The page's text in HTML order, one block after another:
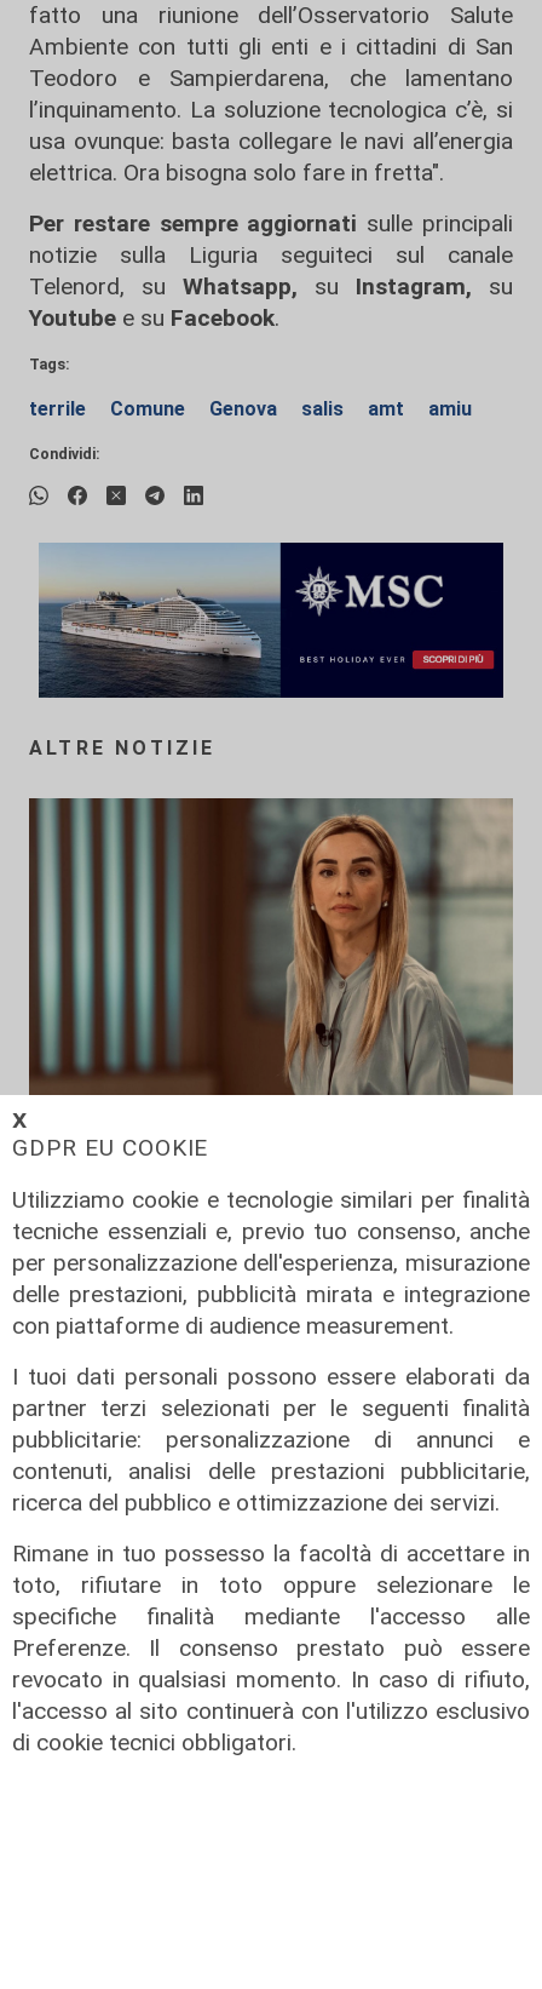
𝗫
GDPR EU COOKIE
Utilizziamo cookie e tecnologie similari per finalità
tecniche essenziali e, previo tuo consenso, anche
per personalizzazione dell'esperienza, misurazione
delle prestazioni, pubblicità mirata e integrazione
con piattaforme di audience measurement.
I tuoi dati personali possono essere elaborati da
partner terzi selezionati per le seguenti finalità
pubblicitarie: personalizzazione di annunci e
contenuti, analisi delle prestazioni pubblicitarie,
ricerca del pubblico e ottimizzazione dei servizi.
Rimane in tuo possesso la facoltà di accettare in
toto, rifiutare in toto oppure selezionare le
specifiche finalità mediante l'accesso alle
Preferenze. Il consenso prestato può essere
revocato in qualsiasi momento. In caso di rifiuto,
l'accesso al sito continuerà con l'utilizzo esclusivo
di cookie tecnici obbligatori.
fatto una riunione dell’Osservatorio Salute
Ambiente con tutti gli enti e i cittadini di San
Teodoro e Sampierdarena, che lamentano
l’inquinamento. La soluzione tecnologica c’è, si
usa ovunque: basta collegare le navi all’energia
elettrica. Ora bisogna solo fare in fretta".
Per restare sempre aggiornati sulle principali
notizie sulla Liguria seguiteci sul canale
Telenord, su
Whatsapp, su Instagram, su
Youtube e su Facebook.
Tags:
terrile Comune Genova salis amt amiu
Condividi:
ALTRE NOTIZIE
Anticipazione
libro della sindaca Salis
09/08/2026
di redazione
La misura
Audiovisivo, a settembre due nuovi
bandi regionali